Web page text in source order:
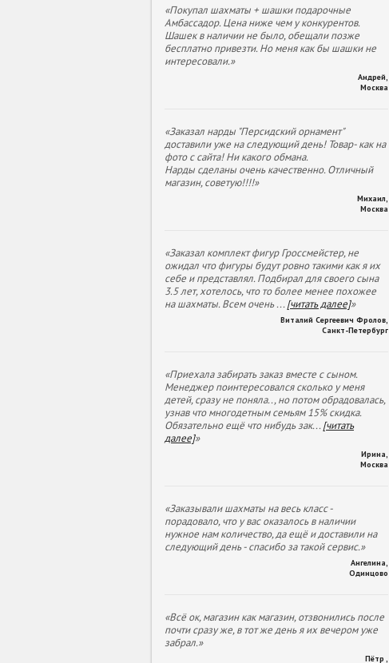
«Покупал шахматы + шашки подарочные
Амбассадор. Цена ниже чем у конкурентов.
Шашек в наличии не было, обещали позже
бесплатно привезти. Но меня как бы шашки не
интересовали.»
Андрей
Москва
«Заказал нарды "Персидский орнамент"
доставили уже на следующий день! Товар- как на
фото с сайта! Ни какого обмана.
Нарды сделаны очень качественно. Отличный
магазин, советую!!!!»
Михаил
Москва
«Заказал комплект фигур Гроссмейстер, не
ожидал что фигуры будут ровно такими как я их
себе и представлял. Подбирал для своего сына
3.5 лет, хотелось, что то более менее похожее
на шахматы. Всем очень...[читать далее]»
Виталий Сергеевич Фролов
Санкт-Петербург
«Приехала забирать заказ вместе с сыном.
Менеджер поинтересовался сколько у меня
детей, сразу не поняла.., но потом обрадовалась,
узнав что многодетным семьям 15% скидка.
Обязательно ещё что нибудь зак...[читать
далее]»
Ирина
Москва
«Заказывали шахматы на весь класс -
порадовало, что у вас оказалось в наличии
нужное нам количество, да ещё и доставили на
следующий день - спасибо за такой сервис.»
Ангелина
Одинцово
«Всё ок, магазин как магазин, отзвонились после
почти сразу же, в тот же день я их вечером уже
забрал.»
Пётр